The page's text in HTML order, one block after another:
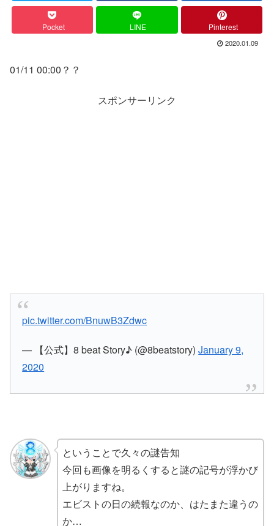
Pocket LINE Pinterest
2020.01.09
01/11 00:00？？
スポンサーリンク
pic.twitter.com/BnuwB3Zdwc
— 【公式】8 beat Story♪ (@8beatstory)January 9,
2020
ということで久々の謎告知
今回も画像を明るくすると謎の記号が浮かび
上がりますね。
エビストの日の続報なのか、はたまた違うの
か…